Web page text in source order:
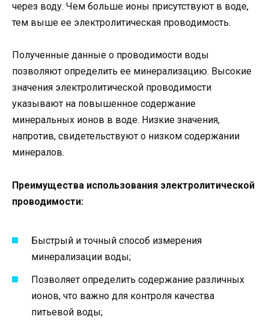
через воду. Чем больше ионы присутствуют в воде,
тем выше ее электролитическая проводимость.
Полученные данные о проводимости воды
позволяют определить ее минерализацию. Высокие
значения электролитической проводимости
указывают на повышенное содержание
минеральных ионов в воде. Низкие значения,
напротив, свидетельствуют о низком содержании
минералов.
Преимущества использования электролитической
проводимости:
Быстрый и точный способ измерения
минерализации воды;
Позволяет определить содержание различных
ионов, что важно для контроля качества
питьевой воды;